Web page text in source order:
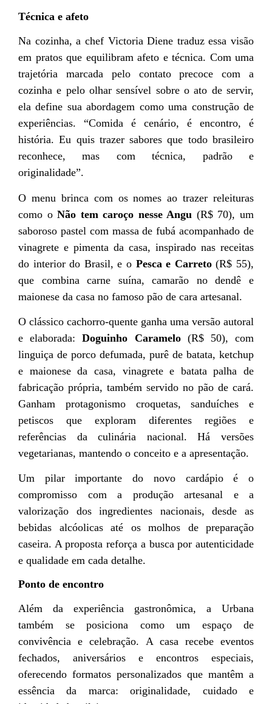
Técnica e afeto
Na cozinha, a chef Victoria Diene traduz essa visão
em pratos que equilibram afeto e técnica. Com uma
trajetória marcada pelo contato precoce com a
cozinha e pelo olhar sensível sobre o ato de servir,
ela define sua abordagem como uma construção de
experiências. “Comida é cenário, é encontro, é
história. Eu quis trazer sabores que todo brasileiro
reconhece, mas com técnica, padrão e
originalidade”.
O menu brinca com os nomes ao trazer releituras
como oNão tem caroço nesse Angu (R$ 70), um
saboroso pastel com massa de fubá acompanhado de
vinagrete e pimenta da casa, inspirado nas receitas
do interior do Brasil, e o Pesca e Carreto(R$ 55),
que combina carne suína, camarão no dendê e
maionese da casa no famoso pão de cara artesanal.
O clássico cachorro-quente ganha uma versão autoral
e elaborada:Doguinho Caramelo(R$ 50), com
linguiça de porco defumada, purê de batata, ketchup
e maionese da casa, vinagrete e batata palha de
fabricação própria, também servido no pão de cará.
Ganham protagonismo croquetas, sanduíches e
petiscos que exploram diferentes regiões e
referências da culinária nacional. Há versões
vegetarianas, mantendo o conceito e a apresentação.
Um pilar importante do novo cardápio é o
compromisso com a produção artesanal e a
valorização dos ingredientes nacionais, desde as
bebidas alcóolicas até os molhos de preparação
caseira. A proposta reforça a busca por autenticidade
e qualidade em cada detalhe.
Ponto de encontro
Além da experiência gastronômica, a Urbana
também se posiciona como um espaço de
convivência e celebração. A casa recebe eventos
fechados, aniversários e encontros especiais,
oferecendo formatos personalizados que mantêm a
essência da marca: originalidade, cuidado e